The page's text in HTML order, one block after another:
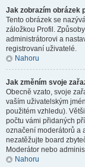
Jak zobrazím obrázek
Tento obrázek se
záložkou Profil.
administrátorovi a
registrovaní uživatelé.
Nahoru
Jak změním svoje
Obecně vzato, svoje
vaším uživatelským
použitém vzhledu).
počtu vámi přidaných
označení moderátorů a
nezatěžujte board
Moderátor nebo
Nahoru